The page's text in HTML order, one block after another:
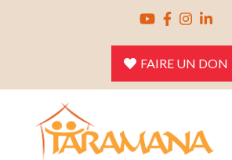
FAIRE UN DON